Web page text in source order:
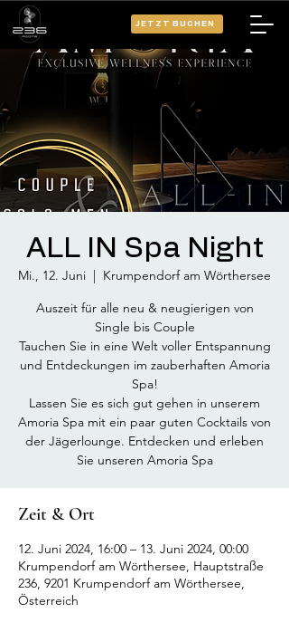
JETZT BUCHEN
ALL IN Spa Night
Mi., 12. Juni
  |
Krumpendorf am Wörthersee
Auszeit für alle neu & neugierigen von
Single bis Couple
Tauchen Sie in eine Welt voller Entspannung
und Entdeckungen im zauberhaften Amoria
Spa!
Lassen Sie es sich gut gehen in unserem
Amoria Spa mit ein paar guten Cocktails von
der Jägerlounge. Entdecken und erleben
Sie unseren Amoria Spa
Zeit & Ort
12. Juni 2024, 16:00 – 13. Juni 2024, 00:00
Krumpendorf am Wörthersee, Hauptstraße
236, 9201 Krumpendorf am Wörthersee,
Österreich